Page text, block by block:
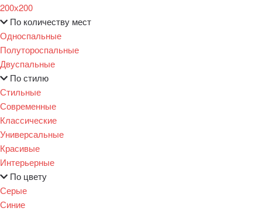
200х200
По количеству мест
Односпальные
Полутороспальные
Двуспальные
По стилю
Стильные
Современные
Классические
Универсальные
Красивые
Интерьерные
По цвету
Серые
Синие